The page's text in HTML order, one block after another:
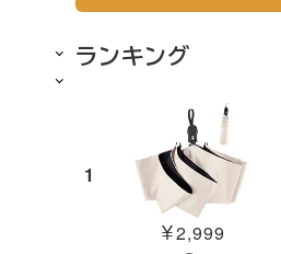
ランキング
1
￥2,999